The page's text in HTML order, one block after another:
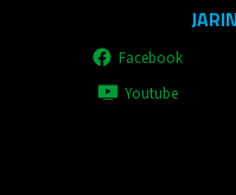
Facebook
Youtube